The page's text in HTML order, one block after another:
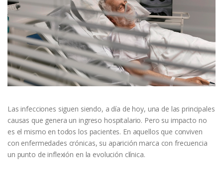
Las infecciones siguen siendo, a día de hoy, una de las principales
causas que genera un ingreso hospitalario. Pero su impacto no
es el mismo en todos los pacientes. En aquellos que conviven
con enfermedades crónicas, su aparición marca con frecuencia
un punto de inflexión en la evolución clínica.